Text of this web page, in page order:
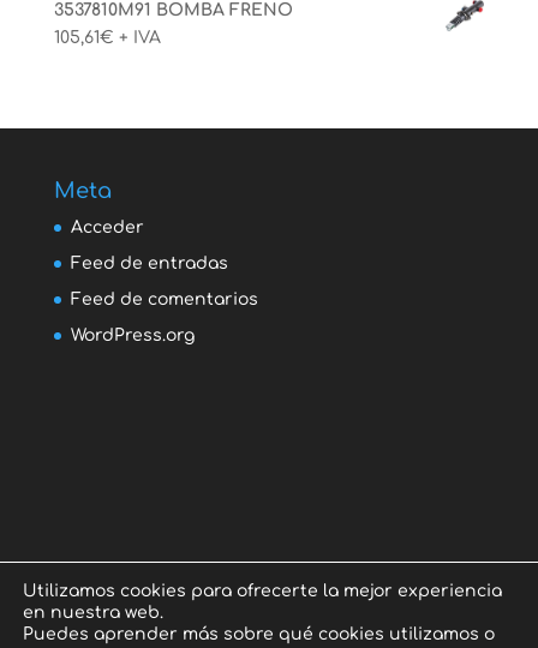
3537810M91 BOMBA FRENO
105,61€ + IVA
Meta
Acceder
Feed de entradas
Feed de comentarios
WordPress.org
Utilizamos cookies para ofrecerte la mejor experiencia
en nuestra web.
Puedes aprender más sobre qué cookies utilizamos o